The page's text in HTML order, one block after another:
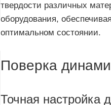
твердости различных
оборудования,
оптимальном состоянии.
Поверка
Точная настройка